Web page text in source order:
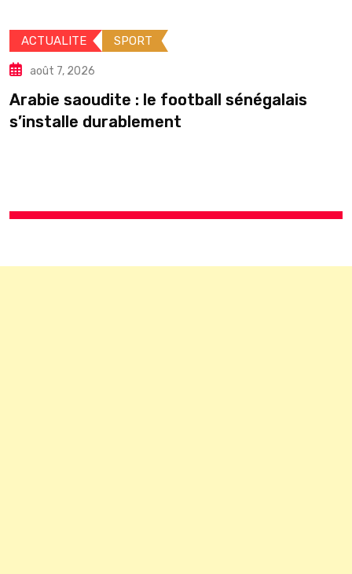
ACTUALITE SPORT
août 7, 2026
Arabie saoudite : le football sénégalais
s’installe durablement